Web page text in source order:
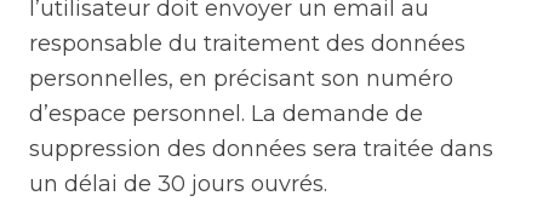
l’utilisateur doit envoyer un email au
responsable du traitement des données
personnelles, en précisant son numéro
d’espace personnel. La demande de
suppression des données sera traitée dans
un délai de 30 jours ouvrés.